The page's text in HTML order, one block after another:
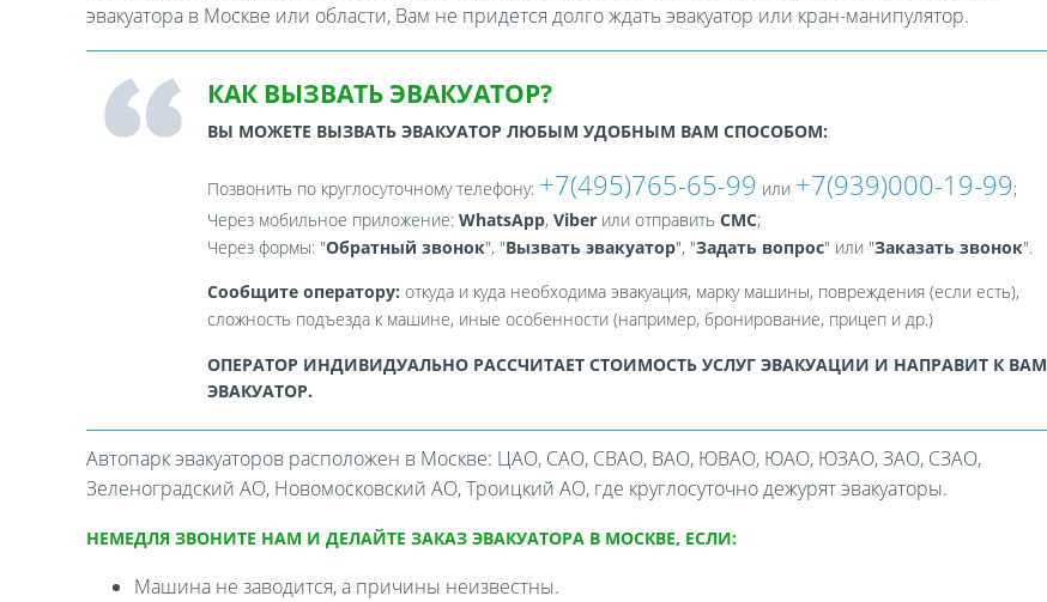
эвакуатора в Москве или области, Вам не придется долго ждать эвакуатор или кран-манипулятор.
КАК ВЫЗВАТЬ ЭВАКУАТОР?
ВЫ МОЖЕТЕ ВЫЗВАТЬ ЭВАКУАТОР ЛЮБЫМ УДОБНЫМ ВАМ СПОСОБОМ:
Позвонить по круглосуточному телефону: +7(495)765-65-99 или +7(939)000-19-99;
Через мобильное приложение: WhatsApp, Viberили отправить СМС;
Через формы: "Обратный звонок", "Вызвать эвакуатор", "Задать вопрос" или "Заказать звонок".
Сообщите оператору: откуда и куда необходима эвакуация, марку машины, повреждения (если есть),
сложность подъезда к машине, иные особенности (например, бронирование, прицеп и др.)
ОПЕРАТОР ИНДИВИДУАЛЬНО РАССЧИТАЕТ СТОИМОСТЬ УСЛУГ ЭВАКУАЦИИ И НАПРАВИТ К ВАМ
ЭВАКУАТОР.
Автопарк эвакуаторов расположен в Москве: ЦАО, САО, СВАО, ВАО, ЮВАО, ЮАО, ЮЗАО, ЗАО, СЗАО,
Зеленоградский АО, Новомосковский АО, Троицкий АО, где круглосуточно дежурят эвакуаторы.
НЕМЕДЛЯ ЗВОНИТЕ НАМ И ДЕЛАЙТЕ ЗАКАЗ ЭВАКУАТОРА В МОСКВЕ, ЕСЛИ:
Машина не заводится, а причины неизвестны.